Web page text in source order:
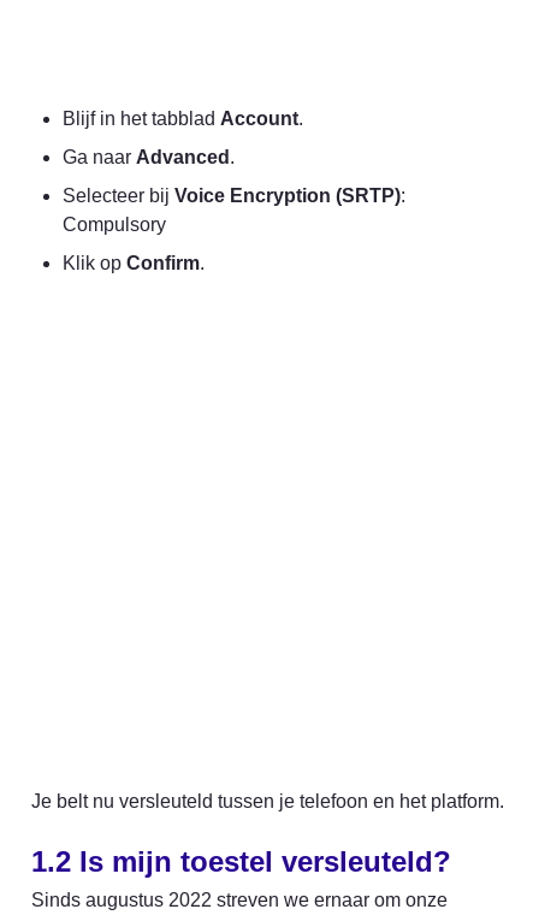
Blijf in het tabblad Account.
Ga naar Advanced .
Selecteer bij Voice Encryption (SRTP):
Compulsory
Klik op Confirm.
Je belt nu versleuteld tussen je telefoon en het platform.
1.2 Is mijn toestel versleuteld?
Sinds augustus 2022 streven we ernaar om onze